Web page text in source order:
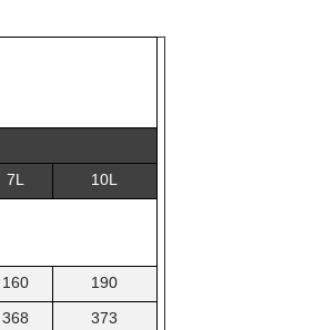
7L
10L
160
190
368
373